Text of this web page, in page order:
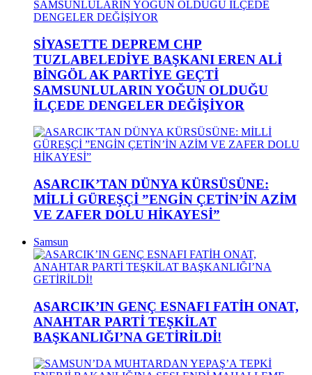
SİYASETTE DEPREM CHP
TUZLABELEDİYE BAŞKANI EREN ALİ
BİNGÖL AK PARTİYE GEÇTİ
SAMSUNLULARIN YOĞUN OLDUĞU
İLÇEDE DENGELER DEĞİŞİYOR
ASARCIK’TAN DÜNYA KÜRSÜSÜNE:
MİLLİ GÜREŞÇİ ”ENGİN ÇETİN’İN AZİM
VE ZAFER DOLU HİKAYESİ”
Samsun
ASARCIK’IN GENÇ ESNAFI FATİH ONAT,
ANAHTAR PARTİ TEŞKİLAT
BAŞKANLIĞI’NA GETİRİLDİ!